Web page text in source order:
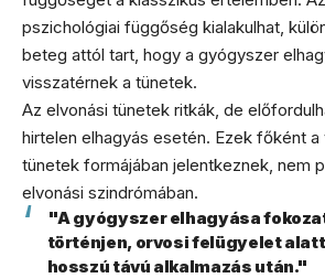
pszichológiai függőség kialakulhat,
beteg attól tart, hogy a gyógyszer
visszatérnek a tünetek.
Az elvonási tünetek ritkák, de
hirtelen elhagyás esetén. Ezek főként a
tünetek formájában jelentkeznek, nem
elvonási szindrómában.
"A gyógyszer elhagyása
történjen, orvosi felügyelet
hosszú távú alkalmazás után."